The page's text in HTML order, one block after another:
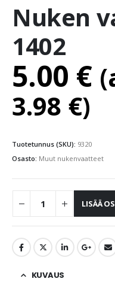
Nuken
1402
5.00 €
3.98 €)
Tuotetunnus (SKU): 9320
Osasto: Muut nukenvaatteet
LISÄÄ
KUVAUS